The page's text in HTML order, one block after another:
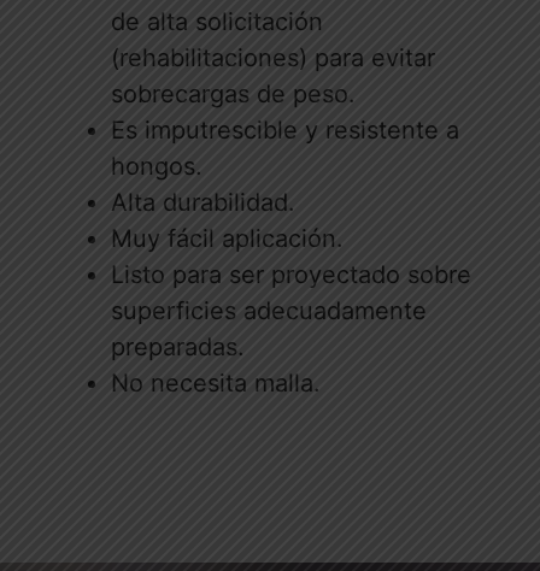
de alta solicitación
(rehabilitaciones) para evitar
sobrecargas de peso.
Es imputrescible y resistente a
hongos.
Alta durabilidad.
Muy fácil aplicación.
Listo para ser proyectado sobre
superficies adecuadamente
preparadas.
No necesita malla.